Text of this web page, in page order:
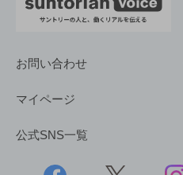
お問い合わせ
マイページ
公式SNS一覧